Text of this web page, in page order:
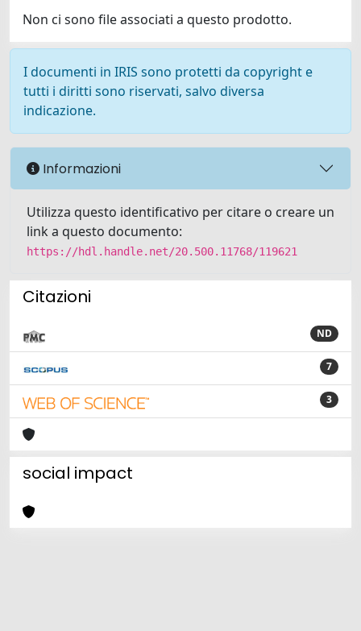
Non ci sono file associati a questo prodotto.
I documenti in IRIS sono protetti da copyright e
tutti i diritti sono riservati, salvo diversa
indicazione.
Informazioni
Utilizza questo identificativo per citare o creare un
link a questo documento:
https://hdl.handle.net/20.500.11768/119621
Citazioni
ND
7
3
social impact